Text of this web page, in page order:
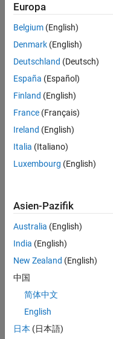
Ihren
Suchkriterien
entsprechen.
können
die
Suchkriterien
weiter
fassen
oder
alle
Stellenangebote
anzeigen .
noch
keine
offenen
Stellen
können,
die
Ihren
entsprechen,
Europa
Belgium (English)
Denmark (English)
Deutschland (Deutsch)
España (Español)
Finland (English)
France (Français)
Ireland (English)
Italia (Italiano)
Luxembourg (English)
Asien-Pazifik
Australia (English)
India (English)
New Zealand (English)
中国
简体中文
English
日本 (日本語)